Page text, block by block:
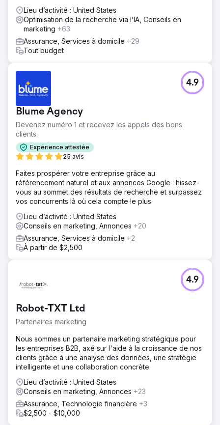
Lieu d’activité : United States
Optimisation de la recherche via l’IA, Conseils en
marketing +63
Assurance, Services à domicile +29
Tout budget
Blume Agency
Devenez numéro 1 et recevez les appels des bons
clients.
Expérience attestée
25 avis
4.9
Faites prospérer votre entreprise grâce au
référencement naturel et aux annonces Google : hissez-
vous au sommet des résultats de recherche et surpassez
vos concurrents là où cela compte le plus.
Lieu d’activité : United States
Conseils en marketing, Annonces +20
Assurance, Services à domicile +2
À partir de $2,500
Robot-TXT Ltd
Partenaires marketing
4.9
Nous sommes un partenaire marketing stratégique pour
les entreprises B2B, axé sur l'aide à la croissance de nos
clients grâce à une analyse des données, une stratégie
intelligente et une collaboration concrète.
Lieu d’activité : United States
Conseils en marketing, Annonces +23
Assurance, Technologie financière +3
$2,500 - $10,000